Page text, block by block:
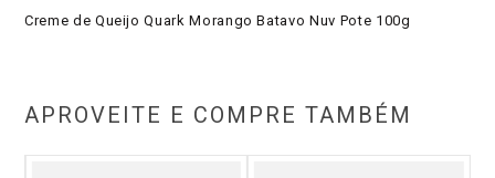
Creme de Queijo Quark Morango Batavo Nuv Pote 100g
APROVEITE E COMPRE TAMBÉM